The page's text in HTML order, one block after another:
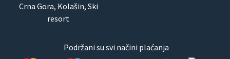
Crna Gora, Kolašin, Ski
resort
Podržani su svi načini plaćanja